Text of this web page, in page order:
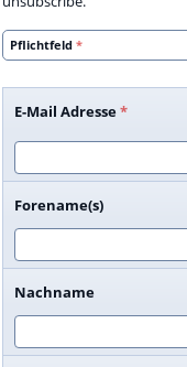
Pflichtfeld *
E-Mail Adresse*
Forename(s)
Nachname